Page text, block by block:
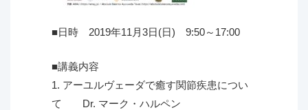
■日時 2019年11月3日(日) 9:50～17:00
■講義内容
1. アーユルヴェーダで癒す関節疾患につい
て Dr. マーク・ハルペン